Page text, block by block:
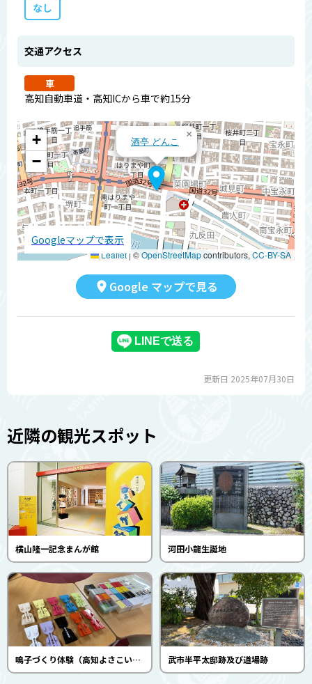
なし
交通アクセス
車
高知自動車道・高知ICから車で約15分
酒亭 どんこ
×
+
−
Leaflet | ©OpenStreetMapcontributors,CC-BY-SA
Googleマップで表示
Google マップで見る
更新日 2025年07月30日
近隣の観光スポット
横山隆一記念まんが館 河田小龍生誕地
鳴子づくり体験（高知よさこい情報交流館） 武市半平太邸跡及び道場跡